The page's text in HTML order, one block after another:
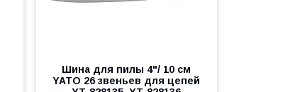
Шина для пилы 4"/ 10 см
YATO 26 звеньев для цепей